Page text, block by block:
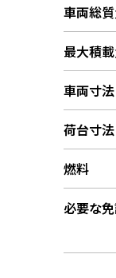
車両総
最大積
車両寸法
荷台寸法
燃料
必要な